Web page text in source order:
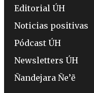
Editorial ÚH
Noticias positivas
Pódcast ÚH
Newsletters ÚH
Ñandejara Ñe’ẽ